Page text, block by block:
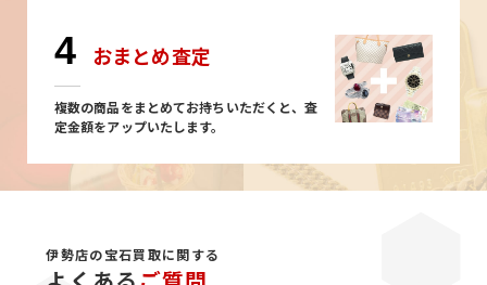
4 おまとめ査定
複数の商品をまとめてお持ちいただくと、査
定金額をアップいたします。
伊勢店の宝石買取に関する